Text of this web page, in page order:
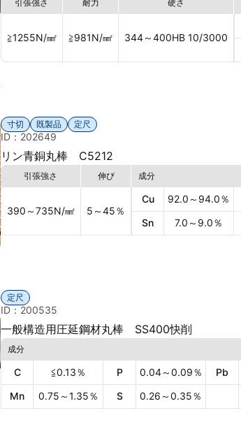
引張強さ
≧1255N/㎟
耐力
≧981N/㎟
硬さ
344～400HB 10/3000
寸切 既製品 定尺
ID：202649
リン青銅丸棒 C5212
引張強さ
390～735N/㎟
伸び
5～45％
成分
Cu 92.0～94.0％
Sn 7.0～9.0％
定尺
ID：200535
一般構造用圧延鋼材丸棒 SS400快削
成分
C ≦0.13％
Mn 0.75～1.35％
P 0.04～0.09％
S 0.26～0.35％
Pb